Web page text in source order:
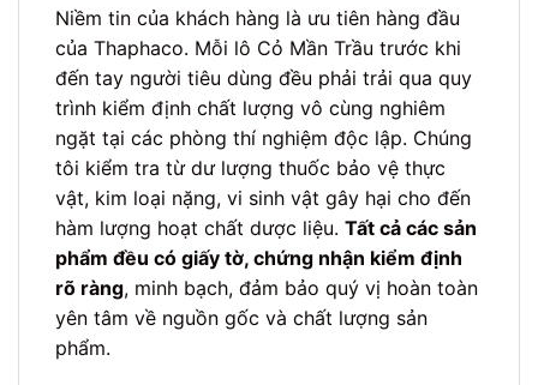
Niềm tin của khách hàng là ưu tiên hàng đầu
của Thaphaco. Mỗi lô Cỏ Mần Trầu trước khi
đến tay người tiêu dùng đều phải trải qua quy
trình kiểm định chất lượng vô cùng nghiêm
ngặt tại các phòng thí nghiệm độc lập. Chúng
tôi kiểm tra từ dư lượng thuốc bảo vệ thực
vật, kim loại nặng, vi sinh vật gây hại cho đến
hàm lượng hoạt chất dược liệu. Tất cả các sản
phẩm đều có giấy tờ, chứng nhận kiểm định
rõ ràng, minh bạch, đảm bảo quý vị hoàn toàn
yên tâm về nguồn gốc và chất lượng sản
phẩm.